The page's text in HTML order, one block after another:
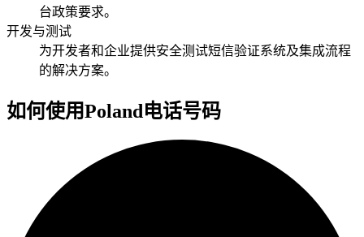
台政策要求。
开发与测试
为开发者和企业提供安全测试短信验证系统及集成流程
的解决方案。
如何使用Poland电话号码